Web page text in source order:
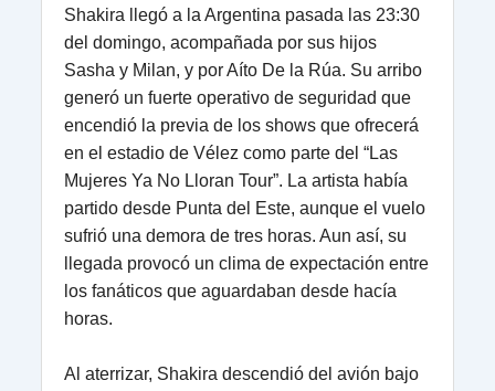
Shakira llegó a la Argentina pasada las 23:30
del domingo, acompañada por sus hijos
Sasha y Milan, y por Aíto De la Rúa. Su arribo
generó un fuerte operativo de seguridad que
encendió la previa de los shows que ofrecerá
en el estadio de Vélez como parte del “Las
Mujeres Ya No Lloran Tour”. La artista había
partido desde Punta del Este, aunque el vuelo
sufrió una demora de tres horas. Aun así, su
llegada provocó un clima de expectación entre
los fanáticos que aguardaban desde hacía
horas.
Al aterrizar, Shakira descendió del avión bajo